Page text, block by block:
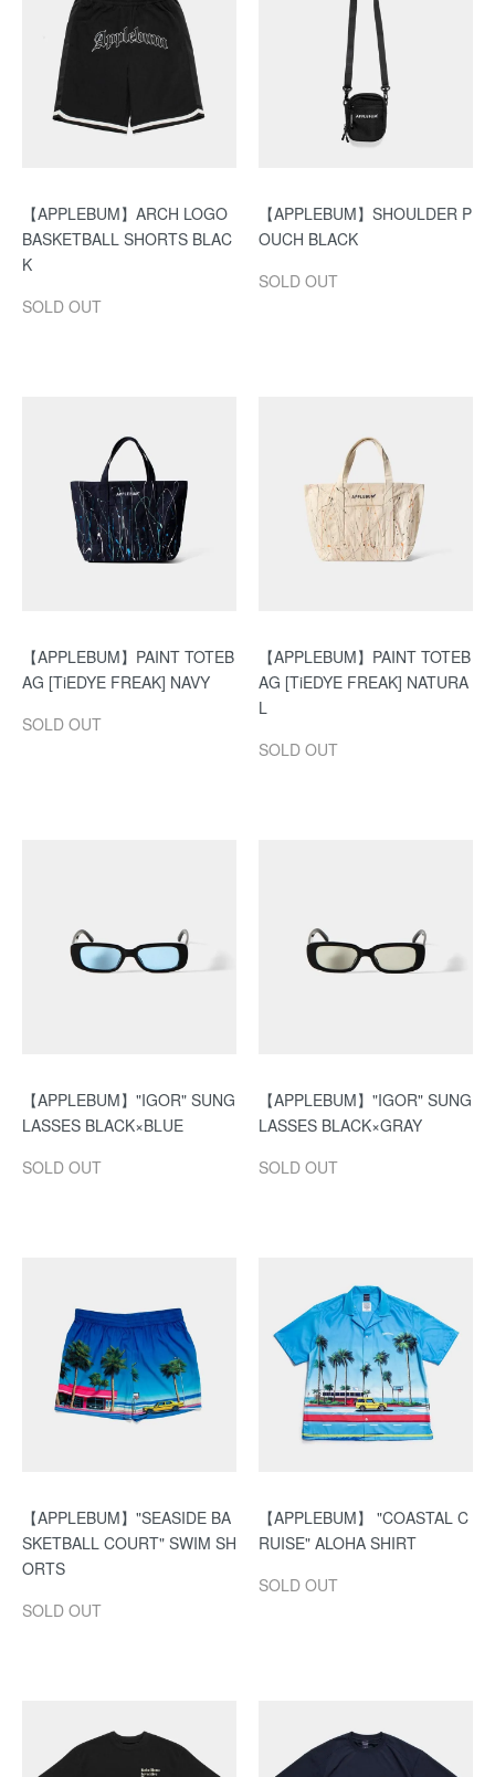
【APPLEBUM】ARCH LOGO
BASKETBALL SHORTS BLAC
K
SOLD OUT
【APPLEBUM】SHOULDER P
OUCH BLACK
SOLD OUT
【APPLEBUM】PAINT TOTEB
AG [TiEDYE FREAK] NAVY
SOLD OUT
【APPLEBUM】PAINT TOTEB
AG [TiEDYE FREAK] NATURA
L
SOLD OUT
【APPLEBUM】"IGOR" SUNG
LASSES BLACK×BLUE
SOLD OUT
【APPLEBUM】"IGOR" SUNG
LASSES BLACK×GRAY
SOLD OUT
【APPLEBUM】"SEASIDE BA
SKETBALL COURT" SWIM SH
ORTS
SOLD OUT
【APPLEBUM】 "COASTAL C
RUISE" ALOHA SHIRT
SOLD OUT